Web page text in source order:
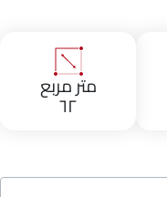
متر مربع
٦٢